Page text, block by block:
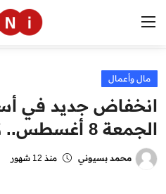
الرئيسية
اخبار مصر
العالم
مال وأعمال
انخفاض جديد في
الجمعة 8 أغسطس.. كم سعر عيار 21؟
محمد بسيوني منذ 12 شهور